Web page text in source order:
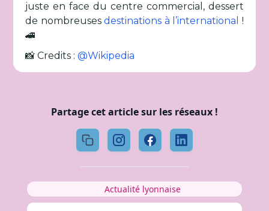
juste en face du centre commercial, dessert
de nombreusesdestinations à l’international !
🚄
📸 Credits :@Wikipedia
Partage cet article sur les réseaux !
Actualité lyonnaise